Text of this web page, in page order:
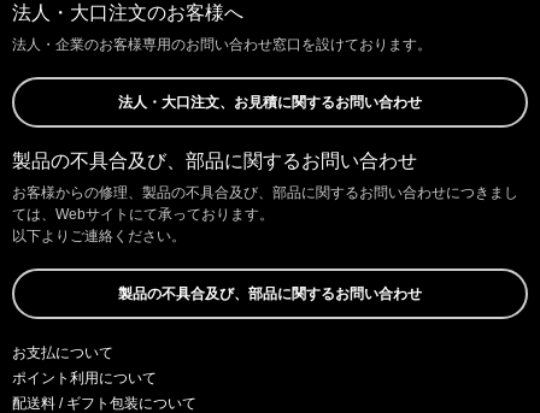
法人・大口注文のお客様へ
法人・企業のお客様専用のお問い合わせ窓口を設けております。
法人・大口注文、お見積に関するお問い合わせ
製品の不具合及び、部品に関するお問い合わせ
お客様からの修理、製品の不具合及び、部品に関するお問い合わせにつきまし
ては、Webサイトにて承っております。
以下よりご連絡ください。
製品の不具合及び、部品に関するお問い合わせ
お支払について
ポイント利用について
配送料 / ギフト包装について